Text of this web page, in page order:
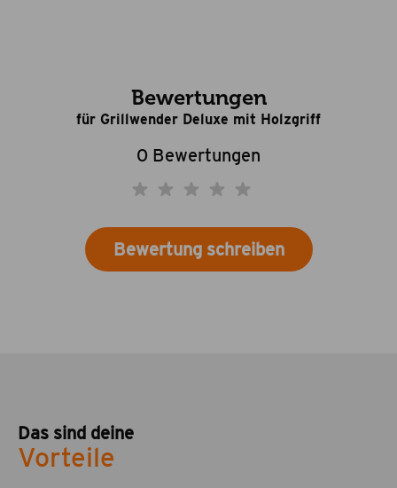
Bewertungen
für Grillwender Deluxe mit Holzgriff
0 Bewertungen
Bewertung schreiben
Das sind deine
Vorteile